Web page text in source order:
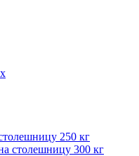
250 кг
столешницу 300 кг